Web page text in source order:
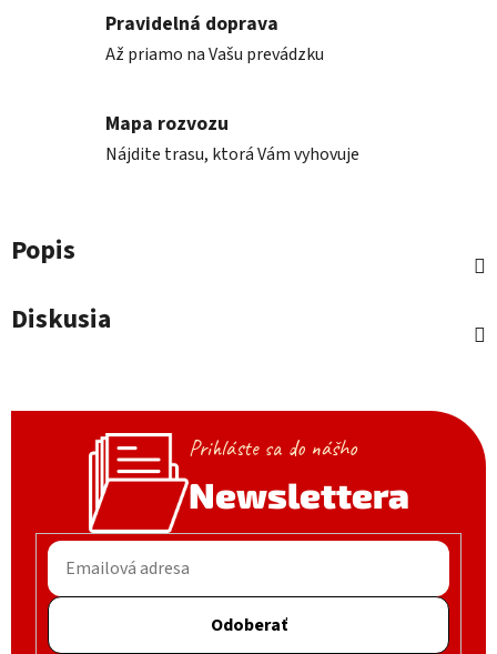
Pravidelná doprava
Až priamo na Vašu prevádzku
Mapa rozvozu
Nájdite trasu, ktorá Vám vyhovuje
Popis
Diskusia
Prihláste sa do nášho
Newslettera
Odoberať